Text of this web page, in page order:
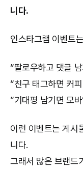
니다.
인스타그램 이벤트
“팔로우하고 댓글
“친구 태그하면 커
“기대평 남기면 모
이런 이벤트는 게시
니다.
그래서 많은 브랜드